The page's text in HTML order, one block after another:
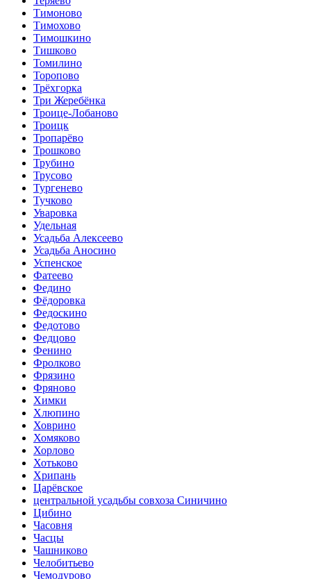
Тимоново
Тимохово
Тимошкино
Тишково
Томилино
Торопово
Трёхгорка
Три Жеребёнка
Троице-Лобаново
Троицк
Тропарёво
Трошково
Трубино
Трусово
Тургенево
Тучково
Уваровка
Удельная
Усадьба Алексеево
Усадьба Аносино
Успенское
Фатеево
Федино
Фёдоровка
Федоскино
Федотово
Федцово
Фенино
Фролково
Фрязино
Фряново
Химки
Хлюпино
Ховрино
Хомяково
Хорлово
Хотьково
Хрипань
Царёвское
центральной усадьбы совхоза Синичино
Цибино
Часовня
Часцы
Чашниково
Челобитьево
Чемодурово